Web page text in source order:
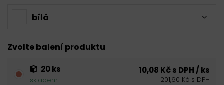
bílá
Zvolte balení produktu
20 ks
skladem
10,08 Kč s DPH / ks
201,60 Kč s DPH